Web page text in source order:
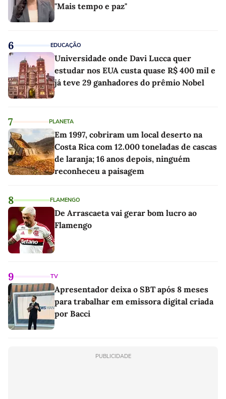
"Mais tempo e paz"
6 EDUCAÇÃO
Universidade onde Davi Lucca quer
estudar nos EUA custa quase R$ 400 mil e
já teve 29 ganhadores do prêmio Nobel
7 PLANETA
Em 1997, cobriram um local deserto na
Costa Rica com 12.000 toneladas de cascas
de laranja; 16 anos depois, ninguém
reconheceu a paisagem
8 FLAMENGO
De Arrascaeta vai gerar bom lucro ao
Flamengo
9 TV
Apresentador deixa o SBT após 8 meses
para trabalhar em emissora digital criada
por Bacci
PUBLICIDADE